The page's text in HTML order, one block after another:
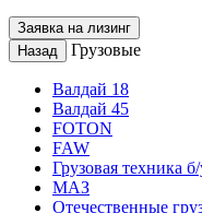
Заявка на лизинг
Назад
Грузовые
Валдай 18
Валдай 45
FOTON
FAW
Грузовая техника
МАЗ
Отечественные